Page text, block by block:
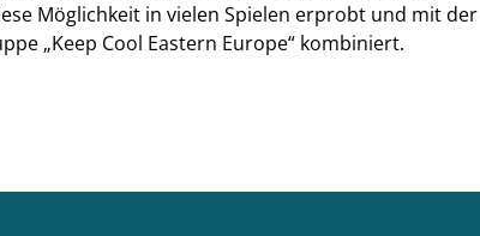
Möglichkeit in vielen Spielen erprobt und mit der
„Keep Cool Eastern Europe“ kombiniert.